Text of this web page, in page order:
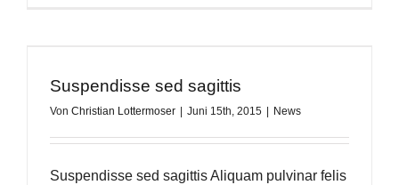
Suspendisse sed sagittis
Von Christian Lottermoser Juni 15th, 2015 News
Suspendisse sed sagittis Aliquam pulvinar felis